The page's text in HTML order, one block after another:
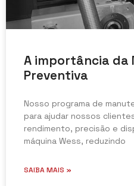
A importância da
Preventiva
Nosso programa de
para ajudar nossos
rendimento, precisão e
máquina Wess, reduzindo
SAIBA MAIS »